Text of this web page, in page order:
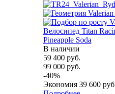
Велосипед Titan
Pineapple Soda
В наличии
59 400 руб.
99 000 руб.
-40%
Экономия 39 600